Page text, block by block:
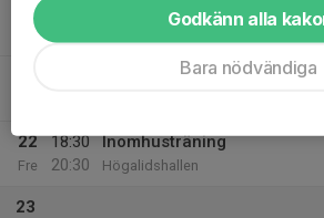
20
Ons
22
Fre
18:30
20:30
Inomhusträning
Högalidshallen
23
Godkänn alla
Bara nödvändiga